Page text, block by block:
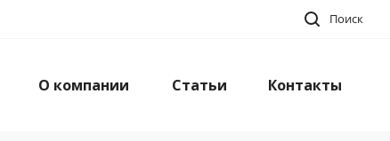
Поиск
О компании Статьи Контакты